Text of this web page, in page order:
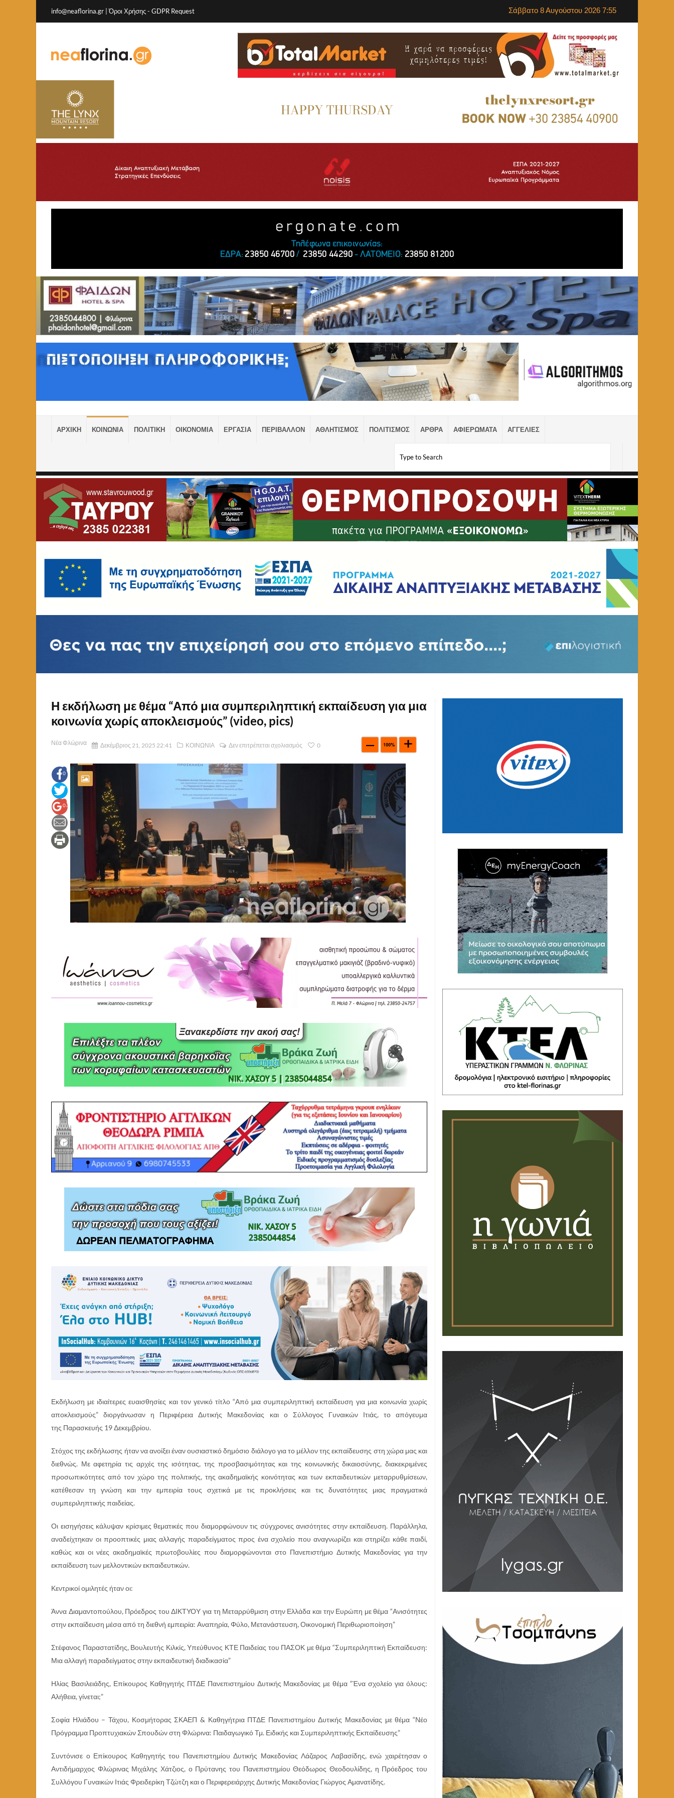
info@neaflorina.gr |Όροι Χρήσης- GDPR Request Σάββατο 8 Αυγούστου 2026 7:55
ΑΡΧΙΚΗ ΚΟΙΝΩΝΙΑ ΠΟΛΙΤΙΚΗ ΟΙΚΟΝΟΜΙΑ ΕΡΓΑΣΙΑ ΠΕΡΙΒΑΛΛΟΝ ΑΘΛΗΤΙΣΜΟΣ ΠΟΛΙΤΙΣΜΟΣ ΑΡΘΡΑ ΑΦΙΕΡΩΜΑΤΑ ΑΓΓΕΛΙΕΣ
Η εκδήλωση με θέμα “Από μια συμπεριληπτική εκπαίδευση για μια
κοινωνία χωρίς αποκλεισμούς” (video, pics)
Νέα Φλώρινα Δεκέμβριος 21, 2025 22:41 ΚΟΙΝΩΝΙΑ Δεν επιτρέπεται σχολιασμός 0
0
0
Εκδήλωση με ιδιαίτερες ευαισθησίες και τον γενικό τίτλο “Από μια συμπεριληπτική εκπαίδευση για μια κοινωνία χωρίς
αποκλεισμούς” διοργάνωσαν η Περιφέρεια Δυτικής Μακεδονίας και ο Σύλλογος Γυναικών Ιτιάς, το απόγευμα
της Παρασκευής 19 Δεκεμβρίου.
Στόχος της εκδήλωσης ήταν να ανοίξει έναν ουσιαστικό δημόσιο διάλογο για το μέλλον της εκπαίδευσης στη χώρα μας και
διεθνώς. Με αφετηρία τις αρχές της ισότητας, της προσβασιμότητας και της κοινωνικής δικαιοσύνης, διακεκριμένες
προσωπικότητες από τον χώρο της πολιτικής, της ακαδημαϊκής κοινότητας και των εκπαιδευτικών μεταρρυθμίσεων,
κατέθεσαν τη γνώση και την εμπειρία τους σχετικά με τις προκλήσεις και τις δυνατότητες μιας πραγματικά
συμπεριληπτικής παιδείας.
Οι εισηγήσεις κάλυψαν κρίσιμες θεματικές που διαμορφώνουν τις σύγχρονες ανισότητες στην εκπαίδευση. Παράλληλα,
αναδείχτηκαν οι προοπτικές μιας αλλαγής παραδείγματος προς ένα σχολείο που αναγνωρίζει και στηρίζει κάθε παιδί,
καθώς και οι νέες ακαδημαϊκές πρωτοβουλίες που διαμορφώνονται στο Πανεπιστήμιο Δυτικής Μακεδονίας για την
εκπαίδευση των μελλοντικών εκπαιδευτικών.
Κεντρικοί ομιλητές ήταν οι:
Άννα Διαμαντοπούλου, Πρόεδρος του ΔΙΚΤΥΟΥ για τη Μεταρρύθμιση στην Ελλάδα και την Ευρώπη με θέμα “Ανισότητες
στην εκπαίδευση μέσα από τη διεθνή εμπειρία: Αναπηρία, Φύλο, Μετανάστευση, Οικονομική Περιθωριοποίηση”
Στέφανος Παραστατίδης, Βουλευτής Κιλκίς, Υπεύθυνος ΚΤΕ Παιδείας του ΠΑΣΟΚ με θέμα “Συμπεριληπτική Εκπαίδευση:
Μια αλλαγή παραδείγματος στην εκπαιδευτική διαδικασία”
Ηλίας Βασιλειάδης, Επίκουρος Καθηγητής ΠΤΔΕ Πανεπιστημίου Δυτικής Μακεδονίας με θέμα “Ένα σχολείο για όλους:
Αλήθεια, γίνεται;”
Σοφία Ηλιάδου – Τάχου, Κοσμήτορας ΣΚΑΕΠ & Καθηγήτρια ΠΤΔΕ Πανεπιστημίου Δυτικής Μακεδονίας με θέμα “Νέο
Πρόγραμμα Προπτυχιακών Σπουδών στη Φλώρινα: Παιδαγωγικό Τμ. Ειδικής και Συμπεριληπτικής Εκπαίδευσης”
Συντόνισε ο Επίκουρος Καθηγητής του Πανεπιστημίου Δυτικής Μακεδονίας Λάζαρος Λαβασίδης, ενώ χαιρέτησαν ο
Αντιδήμαρχος Φλώρινας Μιχάλης Χάτζιος, ο Πρύτανης του Πανεπιστημίου Θεόδωρος Θεοδουλίδης, η Πρόεδρος του
Συλλόγου Γυναικών Ιτιάς Φρειδερίκη Τζώτζη και ο Περιφερειάρχης Δυτικής Μακεδονίας Γιώργος Αμανατίδης.